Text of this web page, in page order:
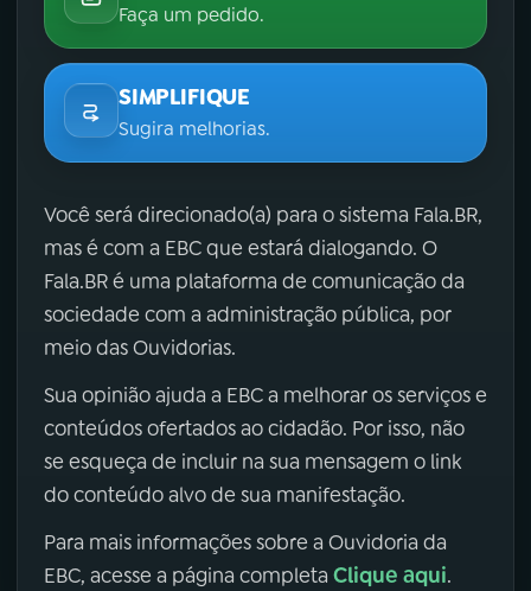
Faça um pedido.
SIMPLIFIQUE
Sugira melhorias.
Você será direcionado(a) para o sistema Fala.BR,
mas é com a EBC que estará dialogando. O
Fala.BR é uma plataforma de comunicação da
sociedade com a administração pública, por
meio das Ouvidorias.
Sua opinião ajuda a EBC a melhorar os serviços e
conteúdos ofertados ao cidadão. Por isso, não
se esqueça de incluir na sua mensagem o link
do conteúdo alvo de sua manifestação.
Para mais informações sobre a Ouvidoria da
EBC, acesse a página completa Clique aqui.